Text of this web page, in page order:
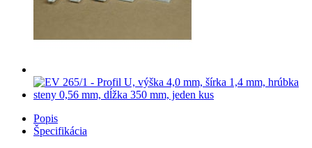
Popis
Špecifikácia